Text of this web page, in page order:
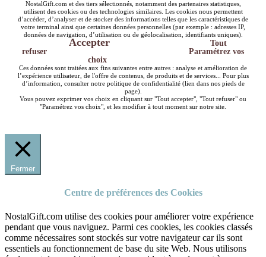
NostalGift.com et des tiers sélectionnés, notamment des partenaires statistiques,
utilisent des cookies ou des technologies similaires. Les cookies nous permettent
d’accéder, d’analyser et de stocker des informations telles que les caractéristiques de
votre terminal ainsi que certaines données personnelles (par exemple : adresses IP,
données de navigation, d’utilisation ou de géolocalisation, identifiants uniques).
Accepter
Tout
refuser
Paramétrez vos
choix
Ces données sont traitées aux fins suivantes entre autres : analyse et amélioration de
l’expérience utilisateur, de l'offre de contenus, de produits et de services... Pour plus
d’information, consulter notre politique de confidentialité (lien dans nos pieds de
page).
Vous pouvez exprimer vos choix en cliquant sur "Tout accepter", "Tout refuser" ou
"Paramétrez vos choix", et les modifier à tout moment sur notre site.
Fermer
Centre de préférences des Cookies
NostalGift.com utilise des cookies pour améliorer votre expérience
pendant que vous naviguez. Parmi ces cookies, les cookies classés
comme nécessaires sont stockés sur votre navigateur car ils sont
essentiels au fonctionnement de base du site Web. Nous utilisons